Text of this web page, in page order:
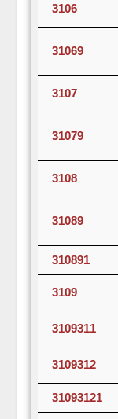
3106
31069
3107
31079
3108
31089
310891
3109
3109311
3109312
31093121